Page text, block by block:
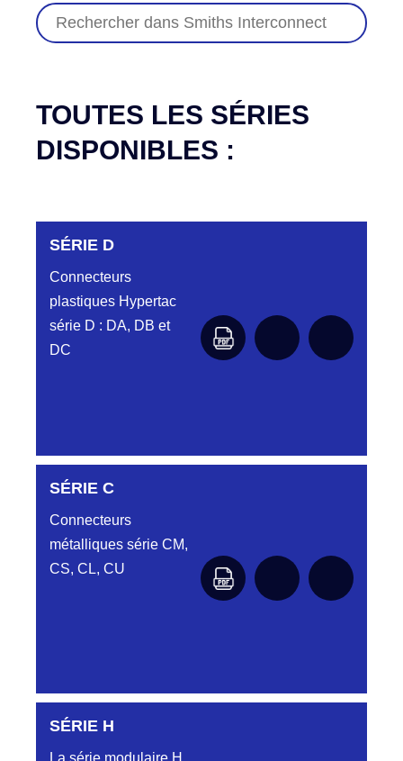
TOUTES LES SÉRIES
DISPONIBLES :
SÉRIE D
Connecteurs
plastiques Hypertac
série D : DA, DB et
DC
DC6122340N
D03EC612MT CONNECTEUR NOIR
DC6122340O
CONNECTEUR ORANGE DC612 23 40O
D03EP612FT NOIR CONNECTEUR
DC6123340B
SÉRIE C
Connecteurs
métalliques série CM,
CS, CL, CU
SÉRIE CL
SÉRIE H
La série modulaire H